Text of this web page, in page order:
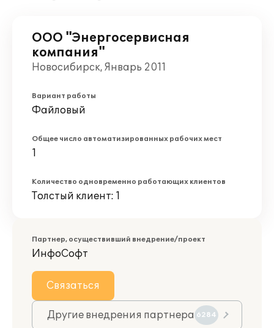
ООО "Энергосервисная
компания"
Новосибирск, Январь 2011
Вариант работы
Файловый
Общее число автоматизированных рабочих мест
1
Количество одновременно работающих клиентов
Толстый клиент: 1
Партнер, осуществивший внедрение/проект
ИнфоСофт
Связаться
Другие внедрения партнера 6284